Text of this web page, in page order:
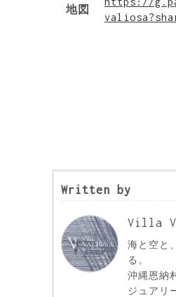
地図
Written by
Villa
海と空と
る。
沖縄恩納
ジュアリ